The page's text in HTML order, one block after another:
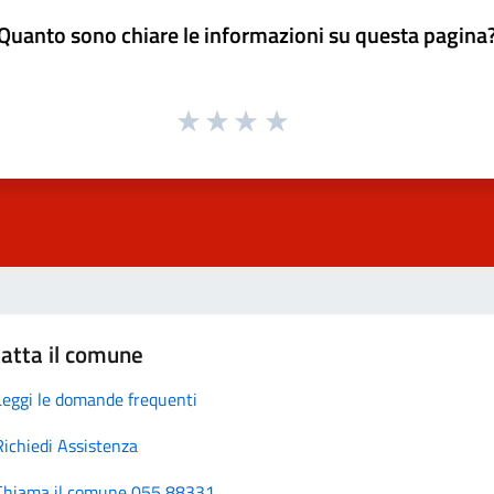
sono chiare le informazioni su questa
il comune
le domande frequenti
Assistenza